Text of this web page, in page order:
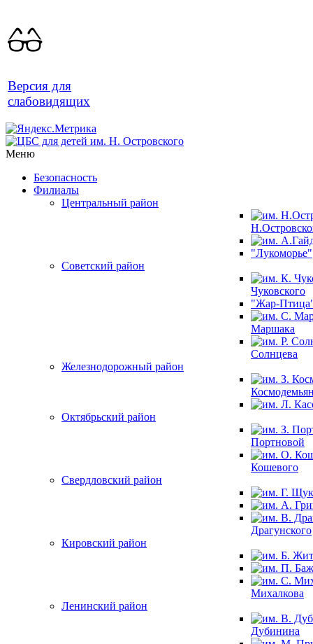
Версия для
слабовидящих
Меню
Безопасность
Филиалы
Центральный район
"Лукоморье"
Советский район
Чуковского
"Жар-
Маршака
Солнцева
Железнодорожный район
Октябрьский район
Портновой
Кошевого
Свердловский район
Драгунского
Кировский район
Михалкова
Ленинский район
Дубинина